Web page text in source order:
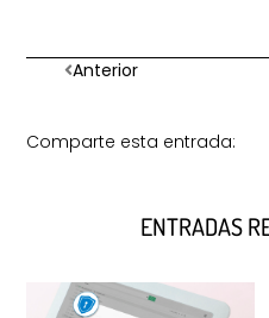
Anterior
Comparte esta entrada:
ENTRADAS